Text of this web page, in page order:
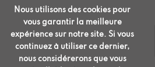
Nous utilisons des cookies pour
vous garantir la meilleure
expérience sur notre site. Si vous
continuez à utiliser ce dernier,
nous considérerons que vous
Aller
contenu
Pré-admission